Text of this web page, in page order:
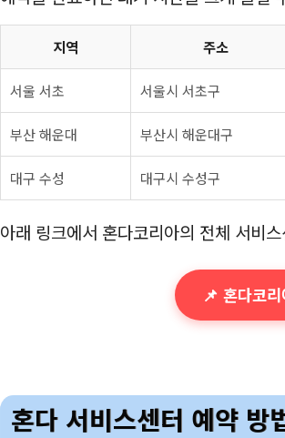
지역 주소
서울 서초 서울시 서초구
부산 해운대 부산시 해운대구
대구 수성 대구시 수성구
아래 링크에서 혼다코리아의 전체 서비
📌 혼다코
혼다 서비스센터 예약 방